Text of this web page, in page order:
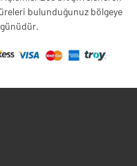
bulunduğunuz bölgeye
günüdür.